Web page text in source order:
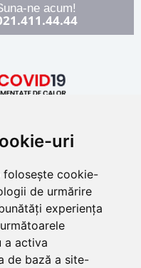
uri
folosește cookie-
de urmărire
experiența
a activa
de bază a site-
ne acum!